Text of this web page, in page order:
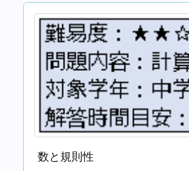
数と規則性